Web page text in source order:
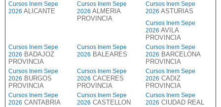
Cursos Inem Sepe
2026 ALICANTE
Cursos Inem Sepe
2026 ALMERIA
PROVINCIA
Cursos Inem Sepe
2026 ASTURIAS
Cursos Inem Sepe
2026 AVILA
PROVINCIA
Cursos Inem Sepe
2026 BADAJOZ
PROVINCIA
Cursos Inem Sepe
2026 BALEARES
Cursos Inem Sepe
2026 BARCELONA
PROVINCIA
Cursos Inem Sepe
2026 BURGOS
PROVINCIA
Cursos Inem Sepe
2026 CACERES
PROVINCIA
Cursos Inem Sepe
2026 CADIZ
PROVINCIA
Cursos Inem Sepe
2026 CANTABRIA
Cursos Inem Sepe
2026 CASTELLON
Cursos Inem Sepe
2026 CIUDAD REAL